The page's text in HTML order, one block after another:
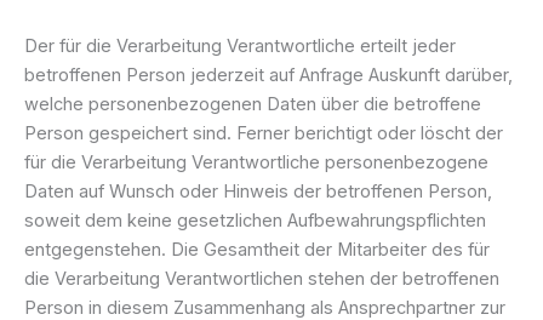
Der für die Verarbeitung Verantwortliche erteilt jeder
betroffenen Person jederzeit auf Anfrage Auskunft darüber,
welche personenbezogenen Daten über die betroffene
Person gespeichert sind. Ferner berichtigt oder löscht der
für die Verarbeitung Verantwortliche personenbezogene
Daten auf Wunsch oder Hinweis der betroffenen Person,
soweit dem keine gesetzlichen Aufbewahrungspflichten
entgegenstehen. Die Gesamtheit der Mitarbeiter des für
die Verarbeitung Verantwortlichen stehen der betroffenen
Person in diesem Zusammenhang als Ansprechpartner zur